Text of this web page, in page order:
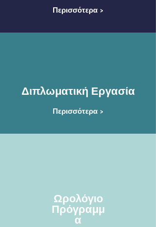
Περισσότερα >
Διπλωματική Εργασία
Περισσότερα >
Ωρολόγιο
Πρόγραμμ
α